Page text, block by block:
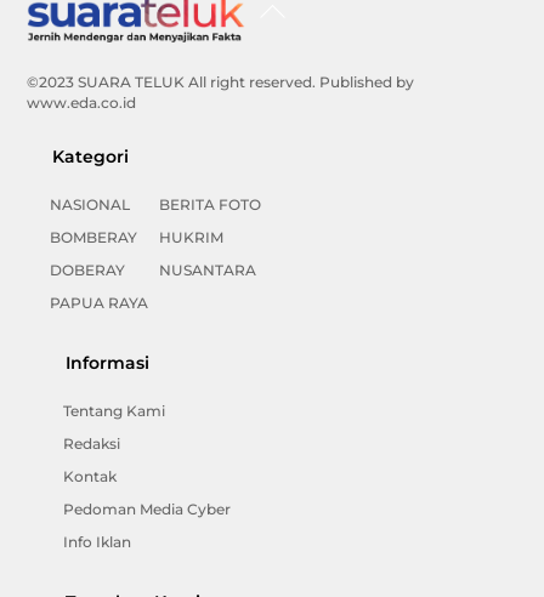
©2023 SUARA TELUK All right reserved. Published by
www.eda.co.id
Kategori
NASIONAL
BOMBERAY
DOBERAY
PAPUA RAYA
BERITA FOTO
HUKRIM
NUSANTARA
Informasi
Tentang Kami
Redaksi
Kontak
Pedoman Media Cyber
Info Iklan